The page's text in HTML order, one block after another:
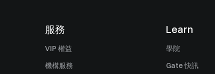
服務
VIP 權益
機構服務
Learn
學院
Gate 快訊